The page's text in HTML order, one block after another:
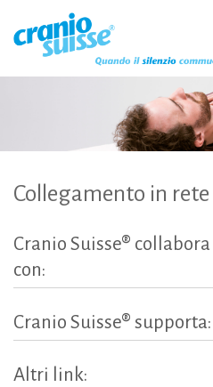
(Accesskey
Hauptnavigation
(Accesskey
Inhalt
(Accesskey
Sprachumschaltung
(Accesskey
Collegamento in rete
Cranio Suisse® collabora
con:
Cranio Suisse® supporta:
Altri link: